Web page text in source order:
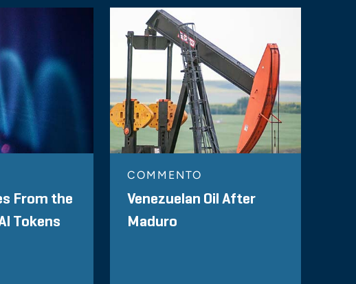
From the
Tokens
COMMENTO
Venezuelan Oil After
Maduro